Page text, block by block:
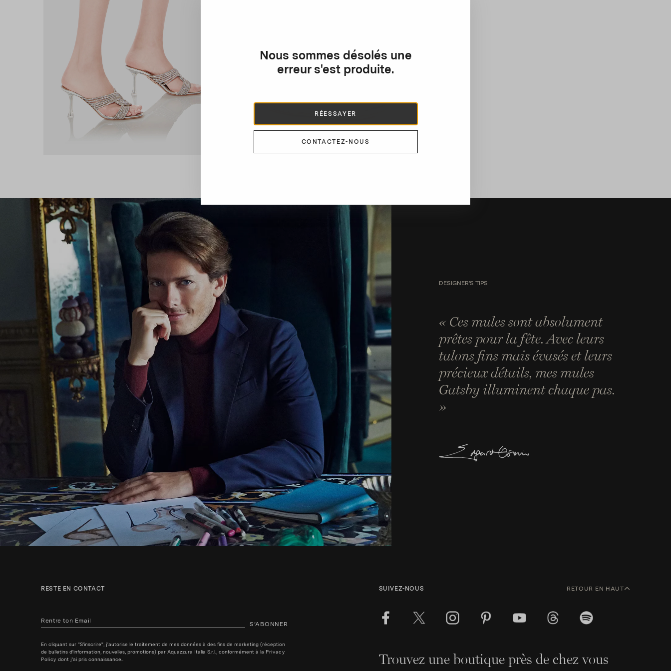
Nous sommes désolés une
erreur s'est produite.
RÉESSAYER
CONTACTEZ-NOUS
DESIGNER'S TIPS
« Ces mules sont absolument
prêtes pour la fête. Avec leurs
talons fins mais évasés et leurs
précieux détails, mes mules
Gatsby illuminent chaque pas.
»
RESTE EN CONTACT
S’ABONNER
En cliquant sur "S'inscrire", j'autorise le traitement de mes données à des fins de marketing (réception
de bulletins d'information, nouvelles, promotions) par Aquazzura Italia S.r.l., conformément à la Privacy
Policy dont j'ai pris connaissance..
SUIVEZ-NOUS RETOUR EN HAUT
Trouvez une boutique près de chez vous